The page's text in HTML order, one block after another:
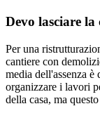
Devo lasciare
Per una
cantiere con
media dell'assenza
organizzare i lavori
della casa, ma